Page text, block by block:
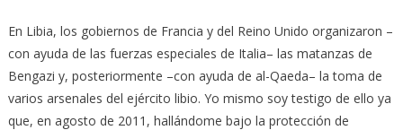
En Libia, los gobiernos de Francia y del Reino Unido organizaron –
con ayuda de las fuerzas especiales de Italia– las matanzas de
Bengazi y, posteriormente –con ayuda de al-Qaeda– la toma de
varios arsenales del ejército libio. Yo mismo soy testigo de ello ya
que, en agosto de 2011, hallándome bajo la protección de